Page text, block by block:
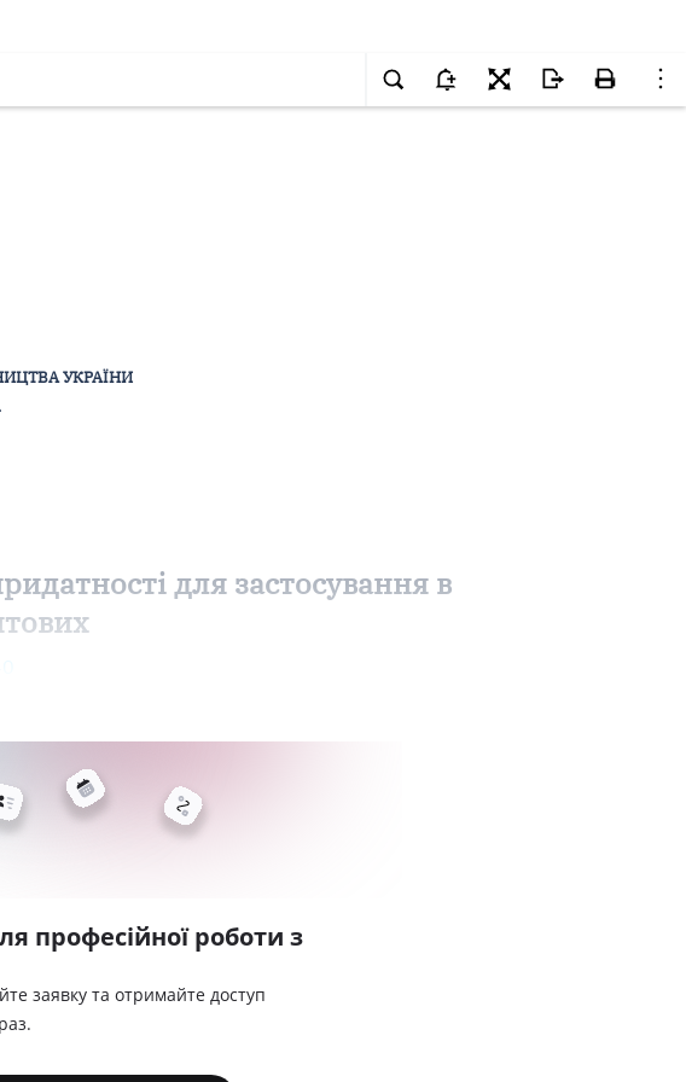
УКРАЇНИ
для застосування в
професійної роботи з
заявку та отримайте доступ